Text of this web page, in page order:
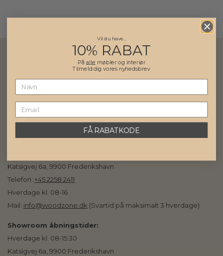
Katsigvej 6a, 9900 Frederikshavn
Telefon: +45 2258 2411
Hverdage kl. 08-16
Mail: info@woodzone.dk (Svartid på maksimalt 3 hverdage)
Showroom åbningstider:
Hverdage kl. 08-15:30
Katsigvej 6a, 9900 Frederikshavn
Vil du have..
10% RABAT
På alle møbler og interiør
Tilmeld dig vores nyhedsbrev
FÅ RABATKODE